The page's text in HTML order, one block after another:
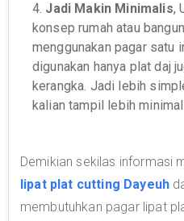
4. Jadi Makin Minimalis,
konsep rumah atau
menggunakan pagar satu
digunakan hanya plat daj
kerangka. Jadi lebih
kalian tampil lebih
Demikian sekilas informasi
lipat plat cutting Dayeuh
membutuhkan pagar lipat